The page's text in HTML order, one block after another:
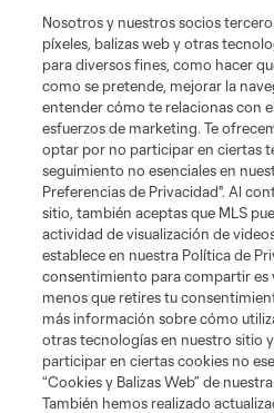
Tienda
Club Sites
Términos de servicio Política de
Cookies Settings
©2026 MLS. El nombre y escudo de la
marcas registradas de League Soccer,
de los equipos de la MLS están
de la MLS o son usadas con el permiso
desautorizado está prohibido.
Nosotros y nuestros socios
píxeles, balizas web y otras
para diversos fines, como hacer
como se pretende, mejorar la
entender cómo te relacionas con
esfuerzos de marketing. Te
optar por no participar en ciertas
seguimiento no esenciales en
Preferencias de Privacidad". Al
sitio, también aceptas que MLS
actividad de visualización de
establece en nuestra Política de
consentimiento para compartir es
menos que retires tu
más información sobre cómo
otras tecnologías en nuestro sitio
participar en ciertas cookies no
“Cookies y Balizas Web” de
También hemos realizado